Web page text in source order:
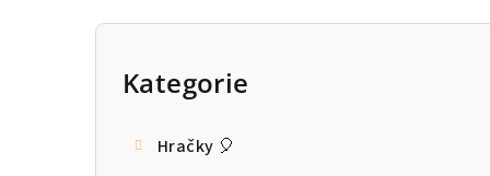
P
Přeskočit
kategorie
Kategorie
Hračky 🎈